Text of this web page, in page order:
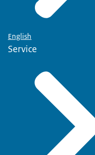
English
Service